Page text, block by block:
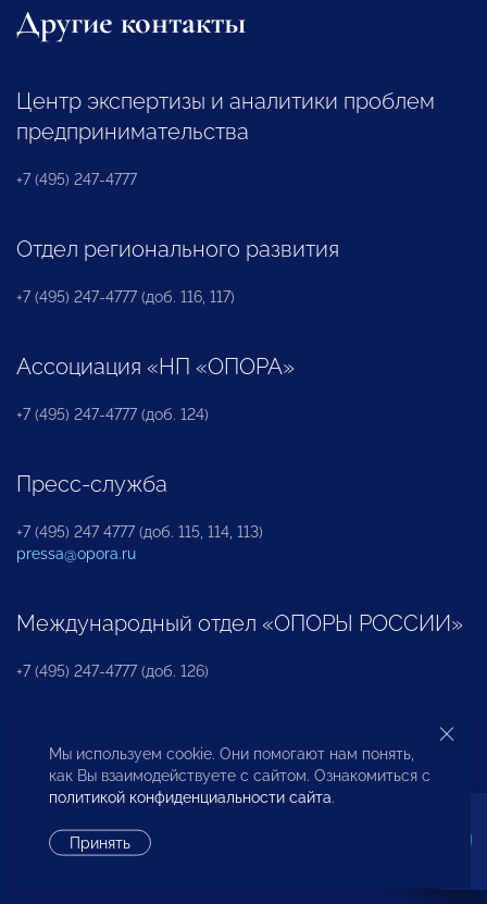
Другие контакты
Центр экспертизы и аналитики проблем
предпринимательства
+7 (495) 247-4777
Отдел регионального развития
+7 (495) 247-4777 (доб. 116, 117)
Ассоциация «НП «ОПОРА»
+7 (495) 247-4777 (доб. 124)
Пресс-служба
+7 (495) 247 4777 (доб. 115, 114, 113)
pressa@opora.ru
Международный отдел «ОПОРЫ РОССИИ»
+7 (495) 247-4777 (доб. 126)
Бюро по защите прав предпринимателей и
инвесторов
Мы используем cookie. Они помогают нам понять,
как Вы взаимодействуете с сайтом. Ознакомиться с
политикой конфиденциальности сайта.
Принять